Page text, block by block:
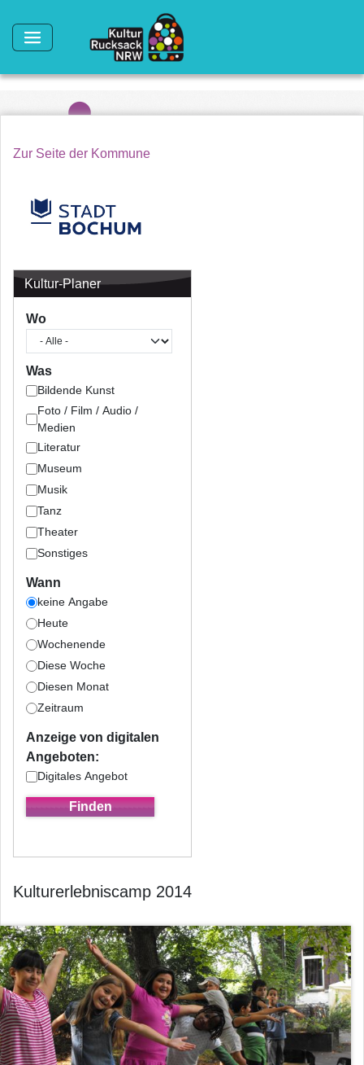
Zur Seite der Kommune
Kultur-Planer
Wo
Was
Bildende Kunst
Foto / Film / Audio /
Medien
Literatur
Museum
Musik
Tanz
Theater
Sonstiges
Wann
keine Angabe
Heute
Wochenende
Diese Woche
Diesen Monat
Zeitraum
Anzeige von digitalen
Angeboten:
Digitales Angebot
Kulturerlebniscamp 2014